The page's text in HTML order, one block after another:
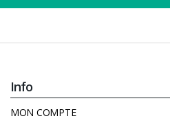
Info
MON COMPTE